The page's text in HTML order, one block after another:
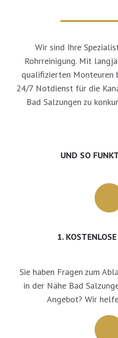
Wir sind Ihre
Rohrreinigung. Mit
qualifizierten Monteuren
24/7 Notdienst für die
Bad Salzungen zu
UND SO
1.
Sie haben Fragen zum
in der Nähe Bad
Angebot? Wir